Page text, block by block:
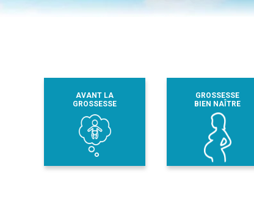
AVANT LA
GROSSESSE
GROSSESSE
BIEN NAÎTRE